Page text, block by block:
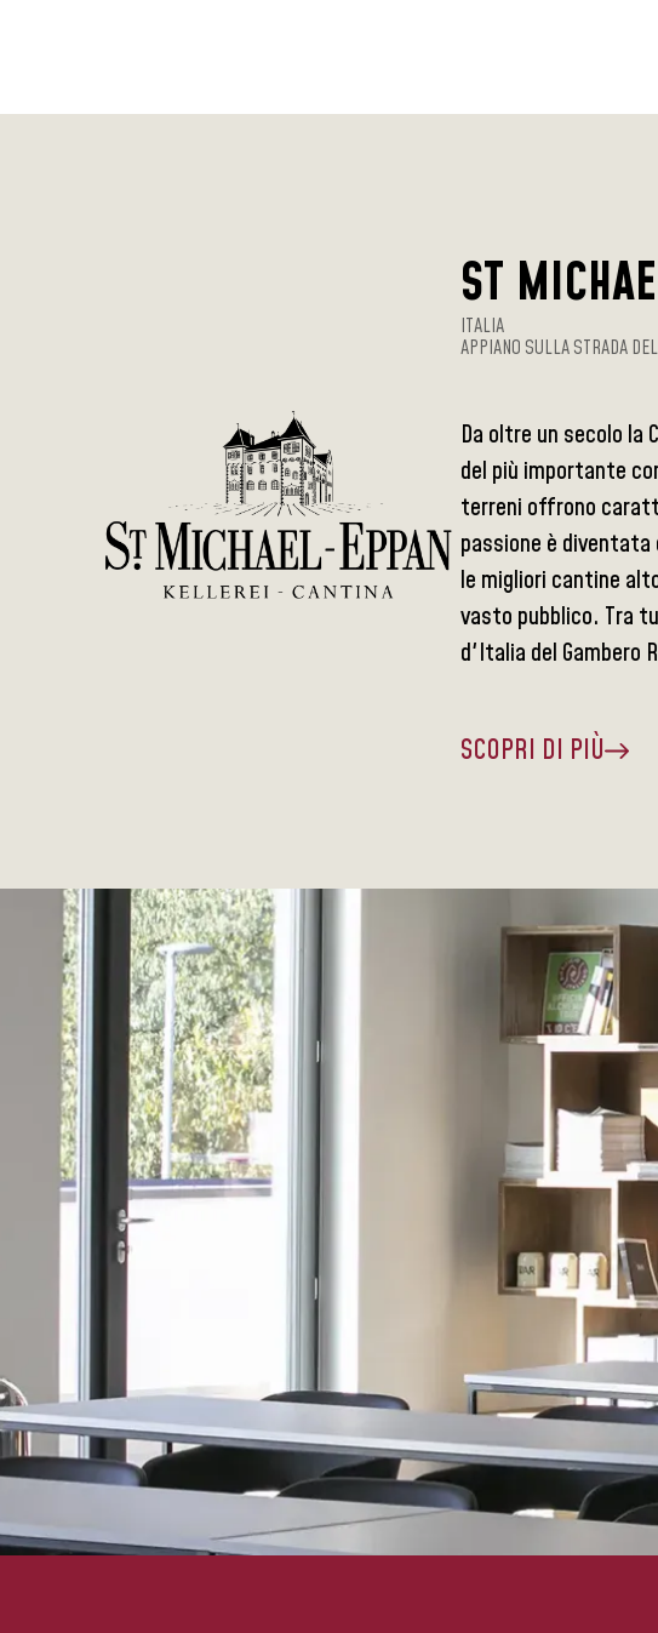
ST
ITALIA
APPIANO SULLA STRADA
Da oltre un secolo
del più importante
terreni offrono
passione è
le migliori cantine
vasto pubblico. Tra
d'Italia del Gambero
SCOPRI DI PIÙ